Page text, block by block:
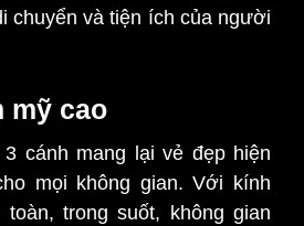
chuyển và tiện ích của người
mỹ cao
cánh mang lại vẻ đẹp hiện
mọi không gian. Với kính
trong suốt, không gian